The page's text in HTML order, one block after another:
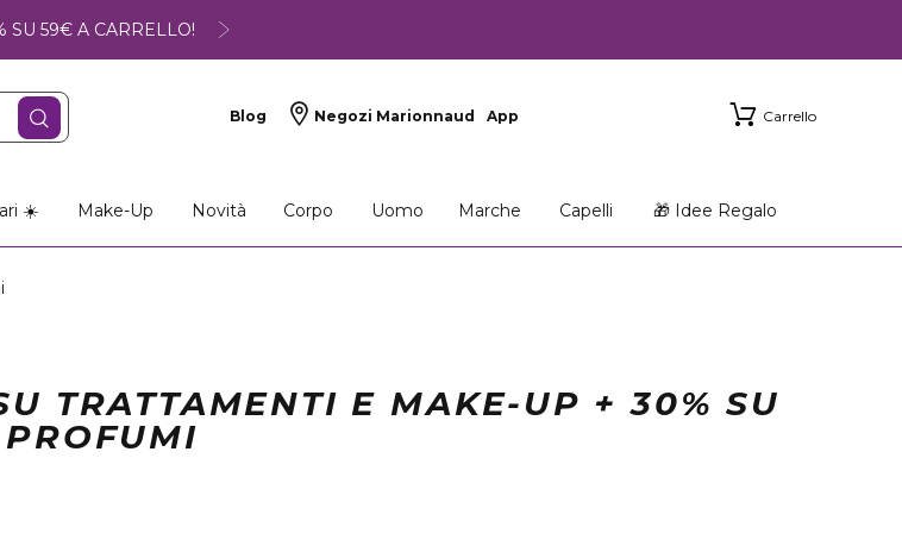
SU 59€ A CARRELLO!
Blog Negozi Marionnaud App Carrello
☀️ Make-Up Novità Corpo Uomo Marche Capelli 🎁 Idee Regalo
TRATTAMENTI E MAKE-UP + 30% SU
PROFUMI